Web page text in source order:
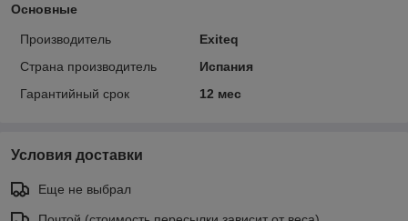
Основные
Производитель
Exiteq
Страна производитель
Испания
Гарантийный срок
12 мес
Условия доставки
Еще не выбрал